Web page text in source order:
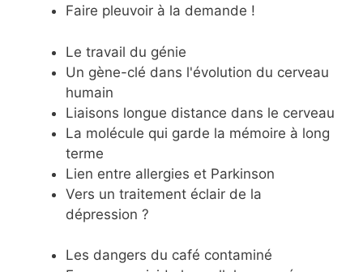
Faire pleuvoir à la demande !
Le travail du génie
Un gène-clé dans l'évolution du cerveau
humain
Liaisons longue distance dans le cerveau
La molécule qui garde la mémoire à long
terme
Lien entre allergies et Parkinson
Vers un traitement éclair de la
dépression ?
Les dangers du café contaminé